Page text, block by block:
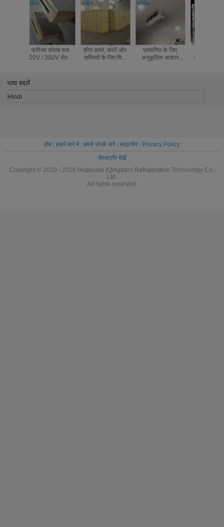
रेस्तरां आईएसओ
प्रमाणित के लिए
अनुकूलित आकार
6 बॉडीज के लिए मोर्चरी
शुल्क, मोर्चरी कोल्ड
स्टोरेज, मोर्चरी कोल्ड
मीट के लिए फुल
ऑटोमैटिक कंट्रोल
फ्रीजर कोल्ड रूम फ्रेश
भाषा बदलें
Hindi
होम हमारे बारे में हमसे संपर्क करें साइटमैप
Privacy Policy
डेस्कटॉप देखें
Copyright © 2019 - 2026 Hugecool (Qingdao) Refrigeration Techonolgy Co.,
Ltd.
All rights reserved.